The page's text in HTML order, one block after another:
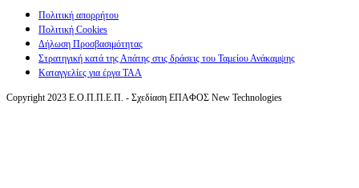
Πολιτική απορρήτου
Πολιτική Cookies
Δήλωση Προσβασιμότητας
Στρατηγική κατά της Απάτης στις δράσεις του Ταμείου Ανάκαμψης
Καταγγελίες για έργα ΤΑΑ
Copyright 2023 Ε.Ο.Π.Π.Ε.Π. - Σχεδίαση ΕΠΑΦΟΣ New Technologies